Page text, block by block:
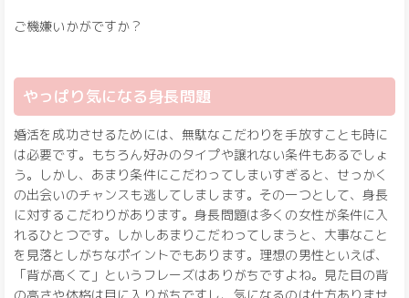
ご機嫌いかがですか？
やっぱり気になる身長問題
婚活を成功させるためには、無駄なこだわりを手放すことも時に
は必要です。もちろん好みのタイプや譲れない条件もあるでしょ
う。しかし、あまり条件にこだわってしまいすぎると、せっかく
の出会いのチャンスも逃してしまします。その一つとして、身長
に対するこだわりがあります。身長問題は多くの女性が条件に入
れるひとつです。しかしあまりこだわってしまうと、大事なこと
を見落としがちなポイントでもあります。理想の男性といえば、
「背が高くて」というフレーズはありがちですよね。見た目の背